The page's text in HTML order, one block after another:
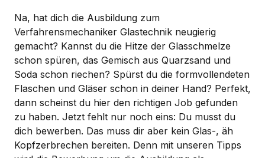
Na, hat dich die Ausbildung zum
Verfahrensmechaniker Glastechnik neugierig
gemacht? Kannst du die Hitze der Glasschmelze
schon spüren, das Gemisch aus Quarzsand und
Soda schon riechen? Spürst du die formvollendeten
Flaschen und Gläser schon in deiner Hand? Perfekt,
dann scheinst du hier den richtigen Job gefunden
zu haben. Jetzt fehlt nur noch eins: Du musst du
dich bewerben. Das muss dir aber kein Glas-, äh
Kopfzerbrechen bereiten. Denn mit unseren Tipps